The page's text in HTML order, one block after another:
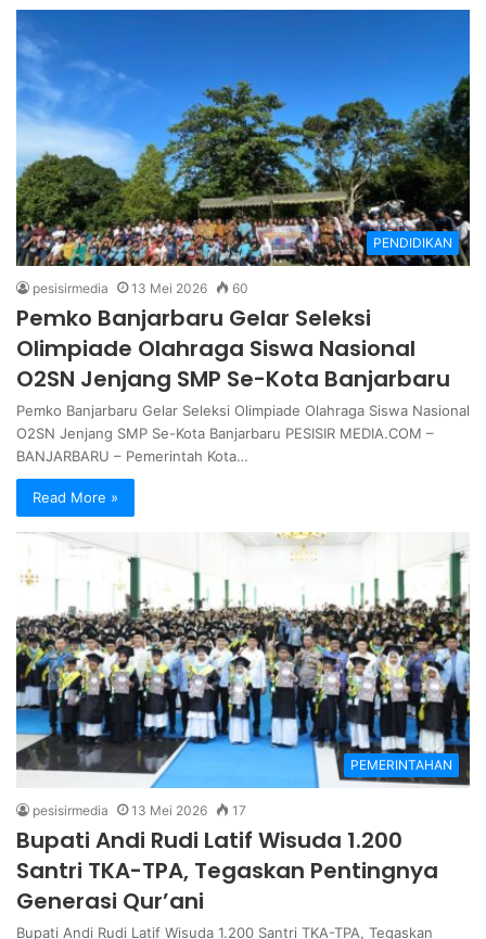
PENDIDIKAN
pesisirmedia 13 Mei 2026 60
Pemko Banjarbaru Gelar Seleksi
Olimpiade Olahraga Siswa Nasional
O2SN Jenjang SMP Se-Kota Banjarbaru
Pemko Banjarbaru Gelar Seleksi Olimpiade Olahraga Siswa Nasional
O2SN Jenjang SMP Se-Kota Banjarbaru PESISIR MEDIA.COM –
BANJARBARU – Pemerintah Kota…
Read More »
PEMERINTAHAN
pesisirmedia 13 Mei 2026 17
Bupati Andi Rudi Latif Wisuda 1.200
Santri TKA-TPA, Tegaskan Pentingnya
Generasi Qur’ani
Bupati Andi Rudi Latif Wisuda 1.200 Santri TKA-TPA, Tegaskan